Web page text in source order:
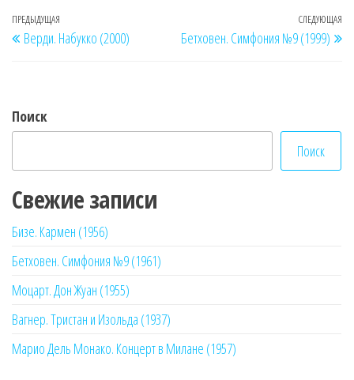
Навигация
по
Предыдущая
запись
ПРЕДЫДУЩАЯ
Верди. Набукко (2000)
СЛЕДУЮЩАЯ
Бетховен. Симфония №9 (1999)
Поиск
Поиск
Свежие записи
Бизе. Кармен (1956)
Бетховен. Симфония №9 (1961)
Моцарт. Дон Жуан (1955)
Вагнер. Тристан и Изольда (1937)
Марио Дель Монако. Концерт в Милане (1957)